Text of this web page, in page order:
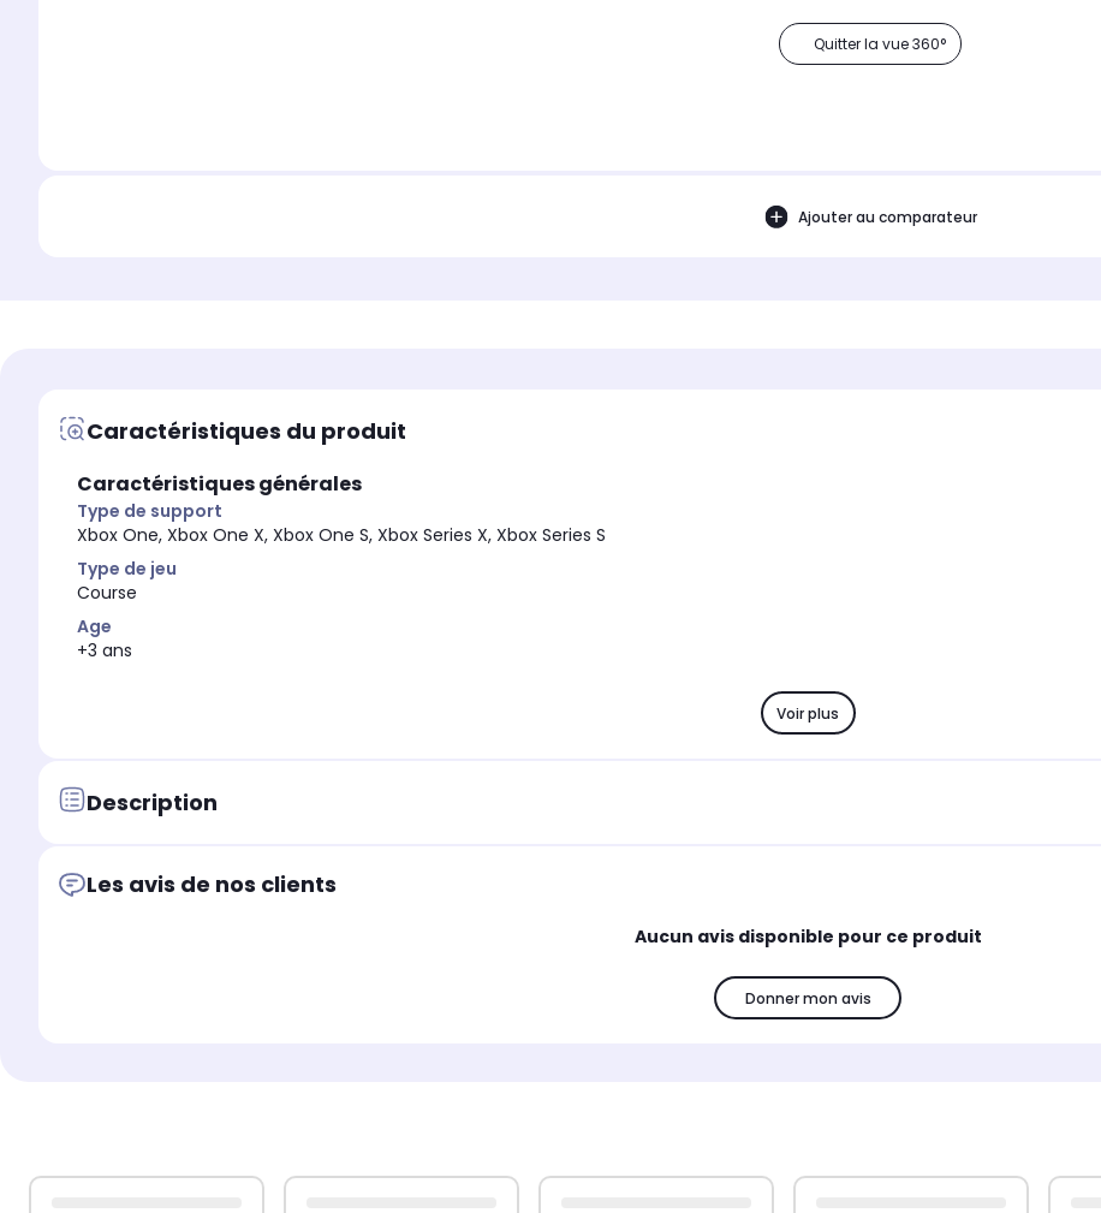
Quitter la vue 360°
Ajouter au comparateur
Caractéristiques du produit
Caractéristiques générales
Type de support
Xbox One, Xbox One X, Xbox One S, Xbox Series X, Xbox Series S
Type de jeu
Course
Age
+3 ans
Voir plus
Description
Les avis de nos clients
Aucun avis disponible pour ce produit
Donner mon avis